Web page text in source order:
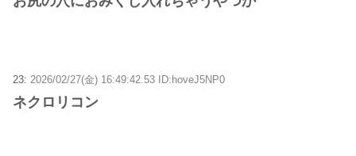
23: 2026/02/27(金) 16:49:42.53 ID:hoveJ5NP0
ネクロリコン